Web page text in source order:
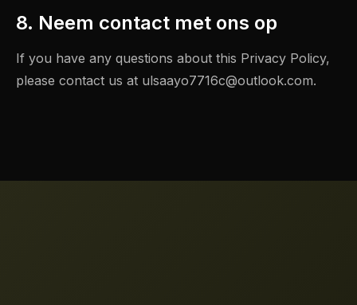
8. Neem contact met ons op
If you have any questions about this Privacy Policy,
please contact us at ulsaayo7716c@outlook.com.